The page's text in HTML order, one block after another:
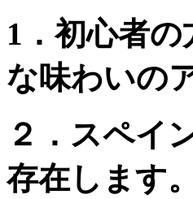
1．初心者
な味わいの
２．スペイ
存在します